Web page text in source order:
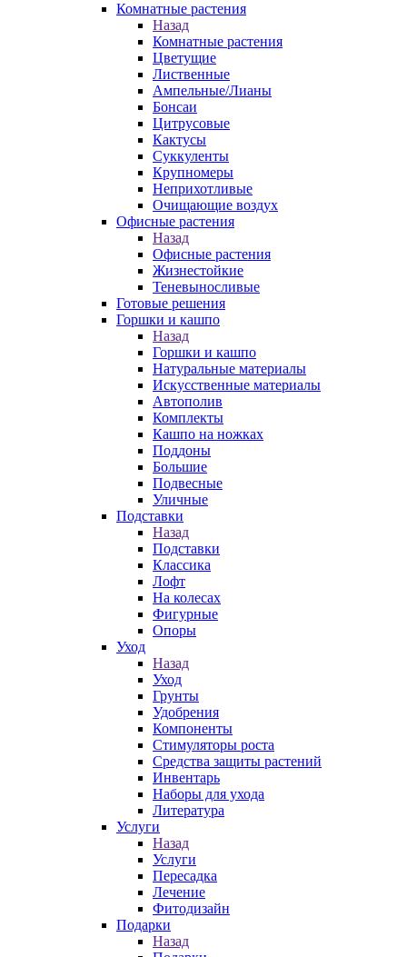
Комнатные растения
Назад
Комнатные растения
Цветущие
Лиственные
Ампельные/Лианы
Бонсаи
Цитрусовые
Кактусы
Суккуленты
Крупномеры
Неприхотливые
Очищающие воздух
Офисные растения
Назад
Офисные растения
Жизнестойкие
Теневыносливые
Готовые решения
Горшки и кашпо
Назад
Горшки и кашпо
Натуральные материалы
Искусственные материалы
Автополив
Комплекты
Кашпо на ножках
Поддоны
Большие
Подвесные
Уличные
Подставки
Назад
Подставки
Классика
Лофт
На колесах
Фигурные
Опоры
Уход
Назад
Уход
Грунты
Удобрения
Компоненты
Стимуляторы роста
Средства защиты растений
Инвентарь
Наборы для ухода
Литература
Услуги
Назад
Услуги
Пересадка
Лечение
Фитодизайн
Подарки
Назад